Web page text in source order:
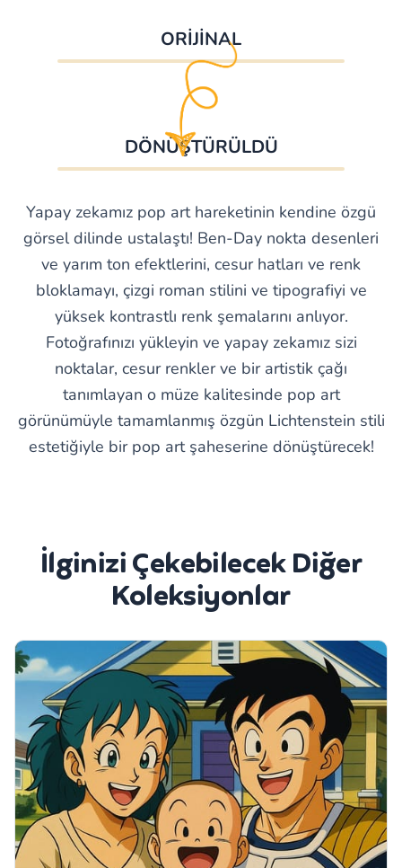
ORİJİNAL
DÖNÜŞTÜRÜLDÜ
Yapay zekamız pop art hareketinin kendine özgü
görsel dilinde ustalaştı! Ben-Day nokta desenleri
ve yarım ton efektlerini, cesur hatları ve renk
bloklamayı, çizgi roman stilini ve tipografiyi ve
yüksek kontrastlı renk şemalarını anlıyor.
Fotoğrafınızı yükleyin ve yapay zekamız sizi
noktalar, cesur renkler ve bir artistik çağı
tanımlayan o müze kalitesinde pop art
görünümüyle tamamlanmış özgün Lichtenstein stili
estetiğiyle bir pop art şaheserine dönüştürecek!
İlginizi Çekebilecek Diğer
Koleksiyonlar